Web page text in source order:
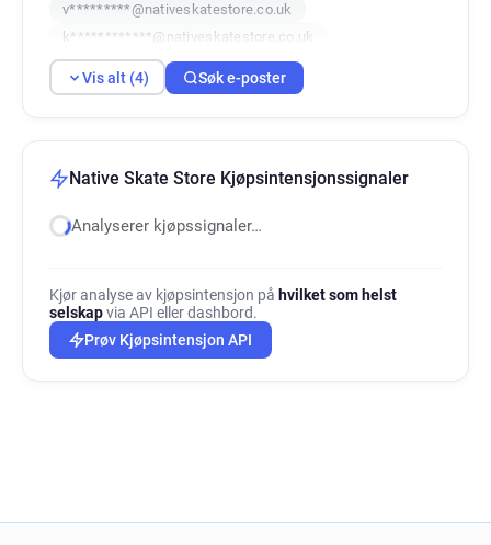
v*********@nativeskatestore.co.uk
k************@nativeskatestore.co.uk
Vis alt (4) Søk e-poster
Native Skate Store Kjøpsintensjonssignaler
Analyserer kjøpssignaler…
Kjør analyse av kjøpsintensjon på hvilket som helst
selskapvia API eller dashbord.
Prøv Kjøpsintensjon API